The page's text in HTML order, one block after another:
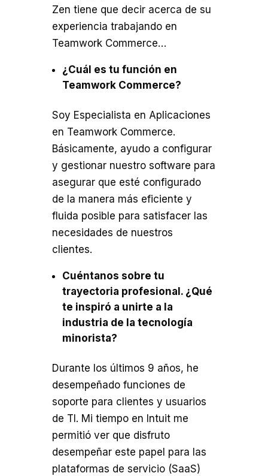
Zen tiene que decir acerca de su
experiencia trabajando en
Teamwork Commerce…
¿Cuál es tu función en
Teamwork Commerce?
Soy Especialista en Aplicaciones
en Teamwork Commerce.
Básicamente, ayudo a configurar
y gestionar nuestro software para
asegurar que esté configurado
de la manera más eficiente y
fluida posible para satisfacer las
necesidades de nuestros
clientes.
Cuéntanos sobre tu
trayectoria profesional. ¿Qué
te inspiró a unirte a la
industria de la tecnología
minorista?
Durante los últimos 9 años, he
desempeñado funciones de
soporte para clientes y usuarios
de TI. Mi tiempo en Intuit me
permitió ver que disfruto
desempeñar este papel para las
plataformas de servicio (SaaS)